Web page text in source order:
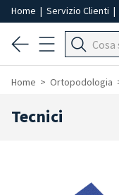
Home | Servizio Clienti |
Home Ortopodologia
Tecnici